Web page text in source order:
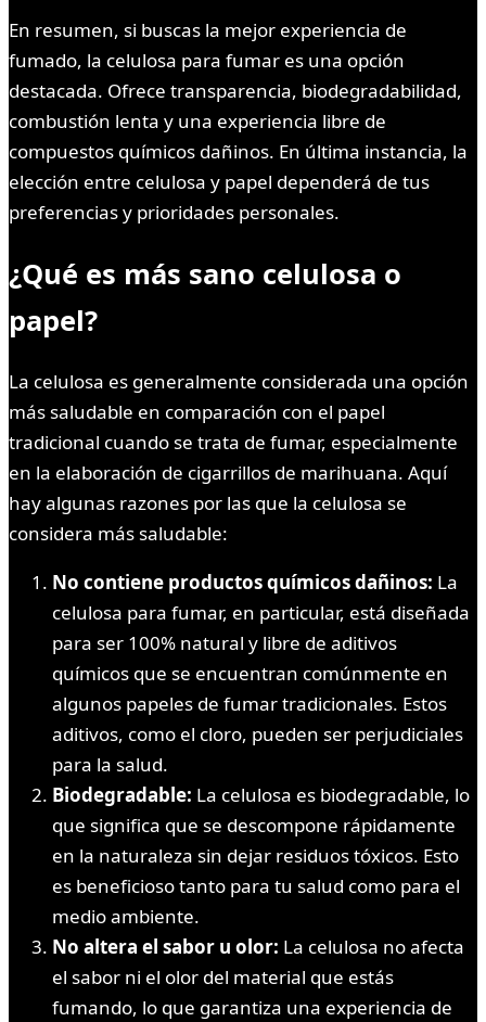
En resumen, si buscas la mejor experiencia de
fumado, la celulosa para fumar es una opción
destacada. Ofrece transparencia, biodegradabilidad,
combustión lenta y una experiencia libre de
compuestos químicos dañinos. En última instancia, la
elección entre celulosa y papel dependerá de tus
preferencias y prioridades personales.
¿Qué es más sano celulosa o
papel?
La celulosa es generalmente considerada una opción
más saludable en comparación con el papel
tradicional cuando se trata de fumar, especialmente
en la elaboración de cigarrillos de marihuana. Aquí
hay algunas razones por las que la celulosa se
considera más saludable:
No contiene productos químicos dañinos: La
celulosa para fumar, en particular, está diseñada
para ser 100% natural y libre de aditivos
químicos que se encuentran comúnmente en
algunos papeles de fumar tradicionales. Estos
aditivos, como el cloro, pueden ser perjudiciales
para la salud.
Biodegradable: La celulosa es biodegradable, lo
que significa que se descompone rápidamente
en la naturaleza sin dejar residuos tóxicos. Esto
es beneficioso tanto para tu salud como para el
medio ambiente.
No altera el sabor u olor: La celulosa no afecta
el sabor ni el olor del material que estás
fumando, lo que garantiza una experiencia de